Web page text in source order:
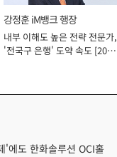
강정훈 iM뱅크 행장
내부 이해도 높은 전략 전문가,
'전국구 은행' 도약 속도 [2026
'에도 한화솔루션 OCI홀